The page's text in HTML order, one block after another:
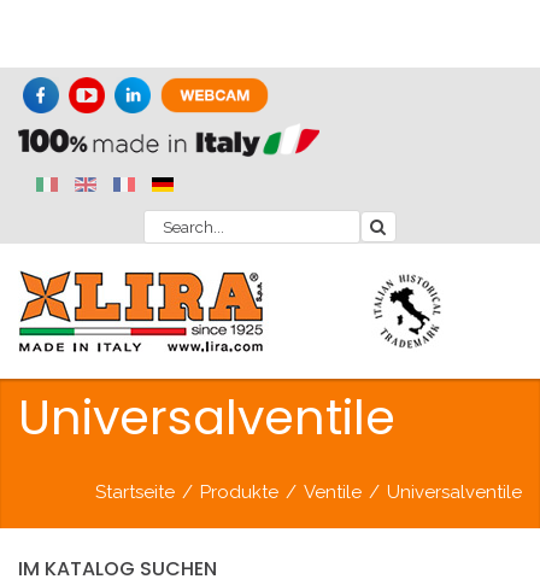
Universalventile
Startseite / Produkte / Ventile / Universalventile
IM KATALOG SUCHEN